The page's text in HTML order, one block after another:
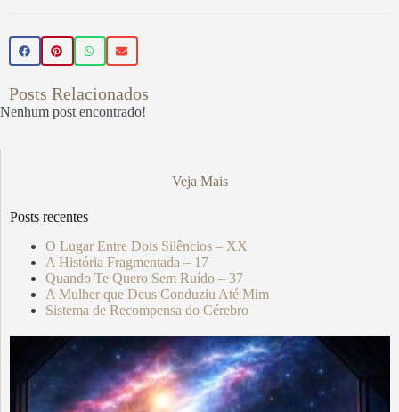
Posts Relacionados
Nenhum post encontrado!
Veja Mais
Posts recentes
O Lugar Entre Dois Silêncios – XX
A História Fragmentada – 17
Quando Te Quero Sem Ruído – 37
A Mulher que Deus Conduziu Até Mim
Sistema de Recompensa do Cérebro